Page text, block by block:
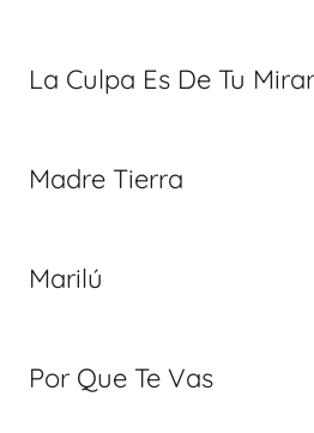
La Culpa Es De Tu Mirar
Madre Tierra
Marilú
Por Que Te Vas